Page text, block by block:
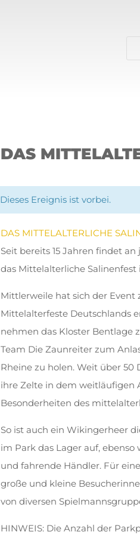
DAS
Dieses Ereignis ist vorbei.
DAS MITTELALTERLICHE
Seit bereits 15 Jahren findet
das Mittelalterliche Salinenfest
Mittlerweile hat sich der Event
Mittelalterfeste Deutschlands
nehmen das Kloster Bentlage
Team Die Zaunreiter zum
Rheine zu holen. Weit über 50
ihre Zelte in dem weitläufigen
Besonderheiten des
So ist auch ein Wikingerheer
im Park das Lager auf,
und fahrende Händler. Für
große und kleine
von diversen
HINWEIS: Die Anzahl der